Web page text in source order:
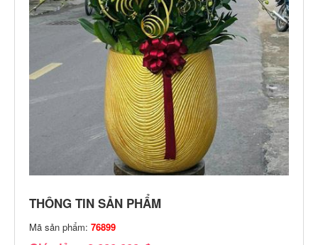
THÔNG TIN SẢN PHẨM
Mã sản phẩm: 76899